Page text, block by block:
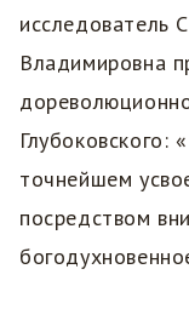
исследователь
Владимировна
Глубоковского:
точнейшем
посредством